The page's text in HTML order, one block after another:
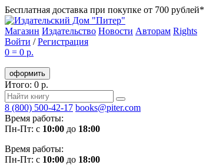
Бесплатная доставка при покупке от 700 рублей*
Магазин Издательство Новости Авторам Rights
Войти /Регистрация
0 = 0 р.
оформить
Итого: 0 р.
8 (800) 500-42-17 books@piter.com
Время работы:
Пн-Пт: с 10:00 до 18:00
Время работы:
Пн-Пт: с 10:00 до 18:00